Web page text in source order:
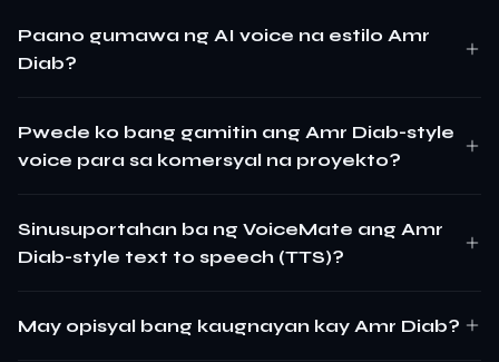
Paano gumawa ng AI voice na estilo Amr
Diab?
Pwede ko bang gamitin ang Amr Diab-style
voice para sa komersyal na proyekto?
Sinusuportahan ba ng VoiceMate ang Amr
Diab-style text to speech (TTS)?
May opisyal bang kaugnayan kay Amr Diab?